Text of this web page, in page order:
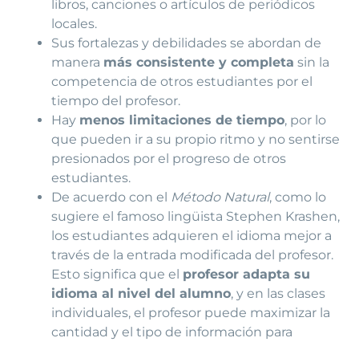
libros, canciones o artículos de periódicos
locales.
Sus fortalezas y debilidades se abordan de
manera más consistente y completa sin la
competencia de otros estudiantes por el
tiempo del profesor.
Hay menos limitaciones de tiempo, por lo
que pueden ir a su propio ritmo y no sentirse
presionados por el progreso de otros
estudiantes.
De acuerdo con el Método Natural, como lo
sugiere el famoso lingüista Stephen Krashen,
los estudiantes adquieren el idioma mejor a
través de la entrada modificada del profesor.
Esto significa que el profesor adapta su
idioma al nivel del alumno, y en las clases
individuales, el profesor puede maximizar la
cantidad y el tipo de información para